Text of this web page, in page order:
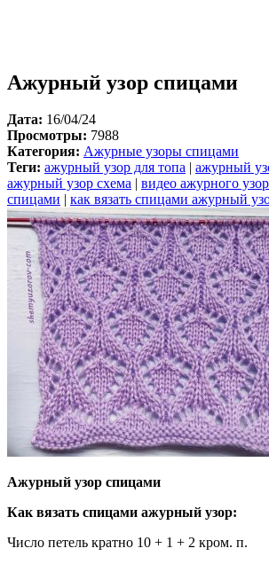
Ажурный узор спицами
Дата: 16/04/24
Просмотры: 7988
Категория: Ажурные узоры спицами
Теги: ажурный узор для топа ажурный
ажурный узор схема
видео ажурного
спицами
как вязать спицами ажурный
Ажурный узор спицами
Как вязать спицами ажурный узор:
Число петель кратно 10 + 1 + 2 кром. п.